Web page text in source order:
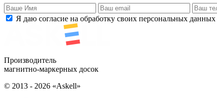
Я даю согласие на обработку своих персональных данных
Производитель
магнитно-маркерных досок
© 2013 - 2026 «Askell»